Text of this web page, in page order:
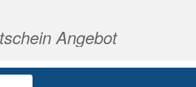
Angebot